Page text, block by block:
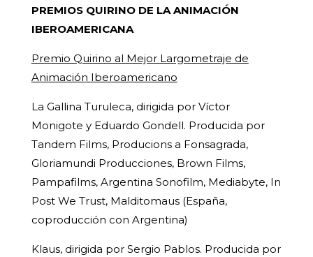
PREMIOS QUIRINO DE LA ANIMACIÓN
IBEROAMERICANA
Premio Quirino al Mejor Largometraje de
Animación Iberoamericano
La Gallina Turuleca, dirigida por Víctor
Monigote y Eduardo Gondell. Producida por
Tandem Films, Producions a Fonsagrada,
Gloriamundi Producciones, Brown Films,
Pampafilms, Argentina Sonofilm, Mediabyte, In
Post We Trust, Malditomaus (España,
coproducción con Argentina)
Klaus, dirigida por Sergio Pablos. Producida por